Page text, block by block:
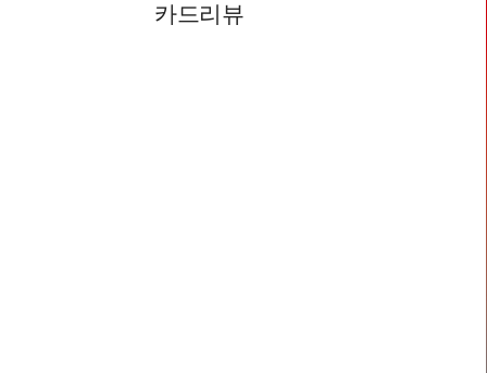
카드리뷰